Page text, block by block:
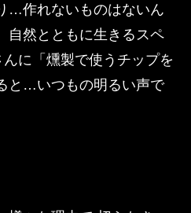
…作れないものはないん
自然とともに生きるスペ
に「燻製で使うチップを
と…いつもの明るい声で